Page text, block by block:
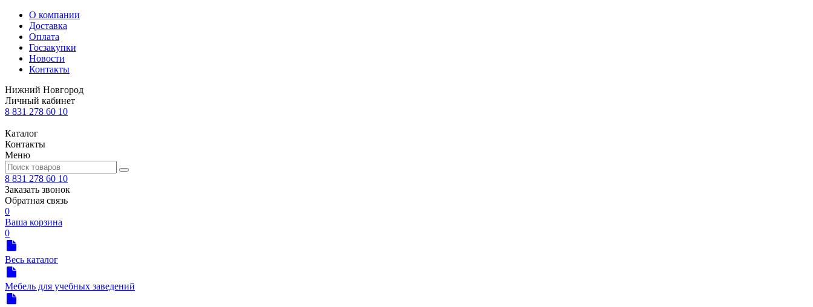
О компании
Доставка
Оплата
Госзакупки
Новости
Контакты
Нижний Новгород
Личный кабинет
8 831 278 60 10
Каталог
Контакты
Меню
8 831 278 60 10
Заказать звонок
Обратная связь
0
Ваша корзина
0
Весь каталог
Мебель для учебных заведений